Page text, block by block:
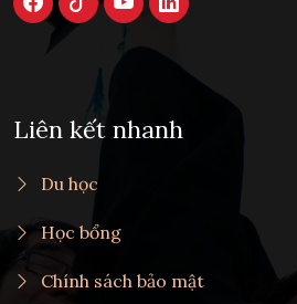
Liên kết nhanh
Du học
Học bổng
Chính sách bảo mật